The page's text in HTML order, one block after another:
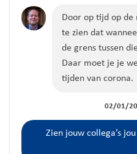
Door op tijd op
te zien dat
de grens tussen
Daar moet je je
tijden van corona.
02/01/
Zien jouw collega’s